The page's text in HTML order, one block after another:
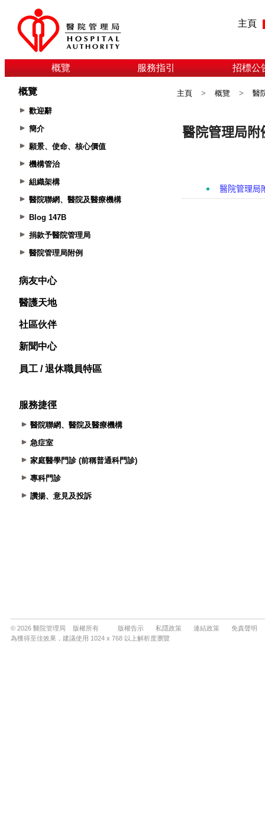
主頁
概覽 服務指引 招標公
概覽
歡迎辭
簡介
願景、使命、核心價值
機構管治
組織架構
醫院聯網、醫院及醫療機構
Blog 147B
捐款予醫院管理局
醫院管理局附例
病友中心
醫護天地
社區伙伴
新聞中心
員工 / 退休職員特區
服務捷徑
醫院聯網、醫院及醫療機構
急症室
家庭醫學門診 (前稱普通科門診)
專科門診
讚揚、意見及投訴
主頁 > 概覽 > 醫
© 2026 醫院管理局 版權所有 版權告示 私隱政策 連結政策
免責聲明
為獲得至佳效果，建議使用 1024 x 768 以上解析度瀏覽